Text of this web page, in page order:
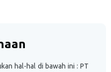
hal-hal di bawah ini : PT